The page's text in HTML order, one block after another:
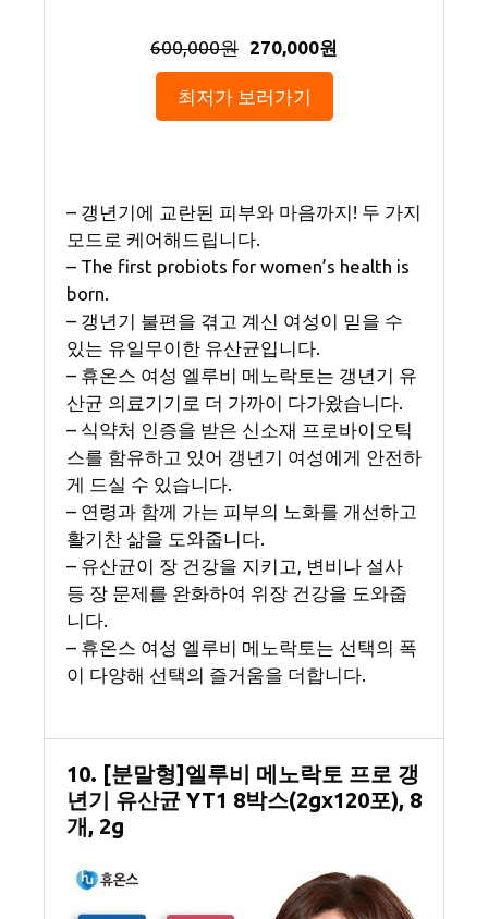
600,000원 270,000원
최저가 보러가기
– 갱년기에 교란된 피부와 마음까지! 두 가지
모드로 케어해드립니다.
– The first probiots for women’s health is
born.
– 갱년기 불편을 겪고 계신 여성이 믿을 수
있는 유일무이한 유산균입니다.
– 휴온스 여성 엘루비 메노락토는 갱년기 유
산균 의료기기로 더 가까이 다가왔습니다.
– 식약처 인증을 받은 신소재 프로바이오틱
스를 함유하고 있어 갱년기 여성에게 안전하
게 드실 수 있습니다.
– 연령과 함께 가는 피부의 노화를 개선하고
활기찬 삶을 도와줍니다.
– 유산균이 장 건강을 지키고, 변비나 설사
등 장 문제를 완화하여 위장 건강을 도와줍
니다.
– 휴온스 여성 엘루비 메노락토는 선택의 폭
이 다양해 선택의 즐거움을 더합니다.
10. [분말형]엘루비 메노락토 프로 갱
년기 유산균 YT1 8박스(2gx120포), 8
개, 2g